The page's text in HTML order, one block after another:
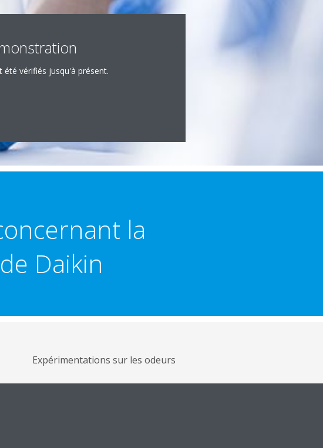
vérifiés jusqu'à présent.
la
Daikin
Expérimentations sur les odeurs